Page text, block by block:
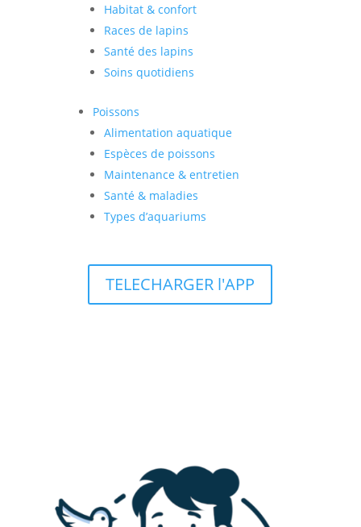
Habitat & confort
Races de lapins
Santé des lapins
Soins quotidiens
Poissons
Alimentation aquatique
Espèces de poissons
Maintenance & entretien
Santé & maladies
Types d’aquariums
TELECHARGER l'APP